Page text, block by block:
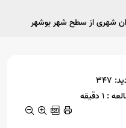
شهری از سطح شهر بوشهر
347
1 دقیقه